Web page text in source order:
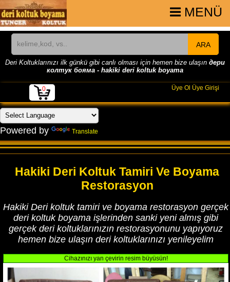
MENÜ
ARA
Deri Koltuklarınızı ilk günkü gibi canlı olması için hemen bize ulaşın дери
колтук бояма - hakiki deri koltuk boyama
0 Üye Ol Üye Girişi
Powered by Translate
Hakiki Deri Koltuk Tamiri Ve Boyama
Restorasyon
Hakiki Deri koltuk tamiri ve boyama restorasyon gerçek
deri koltuk boyama işlerinden sanki yeni almış gibi
gerçek deri koltuklarınızın restorasyonunu yapıyoruz
hemen bize ulaşın deri koltuklarınızı yenileyelim
Cihazınızı yan çevirin resim büyüsün!